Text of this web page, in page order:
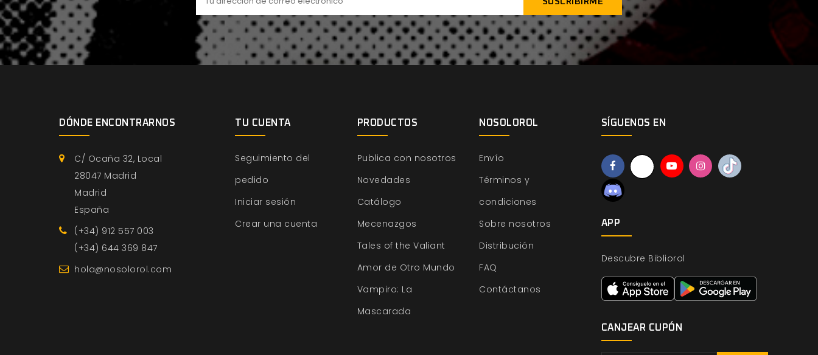
DÓNDE ENCONTRARNOS
C/ Ocaña 32, Local
28047 Madrid
Madrid
España
(+34) 912 557 003
(+34) 644 369 847
hola@nosolorol.com
TU CUENTA
Seguimiento del
pedido
Iniciar sesión
Crear una cuenta
PRODUCTOS
Publica con nosotros
Novedades
Catálogo
Mecenazgos
Tales of the Valiant
Amor de Otro Mundo
Vampiro: La
Mascarada
NOSOLOROL
Envío
Términos y
condiciones
Sobre nosotros
Distribución
FAQ
Contáctanos
SÍGUENOS EN
APP
Descubre Bibliorol
CANJEAR CUPÓN